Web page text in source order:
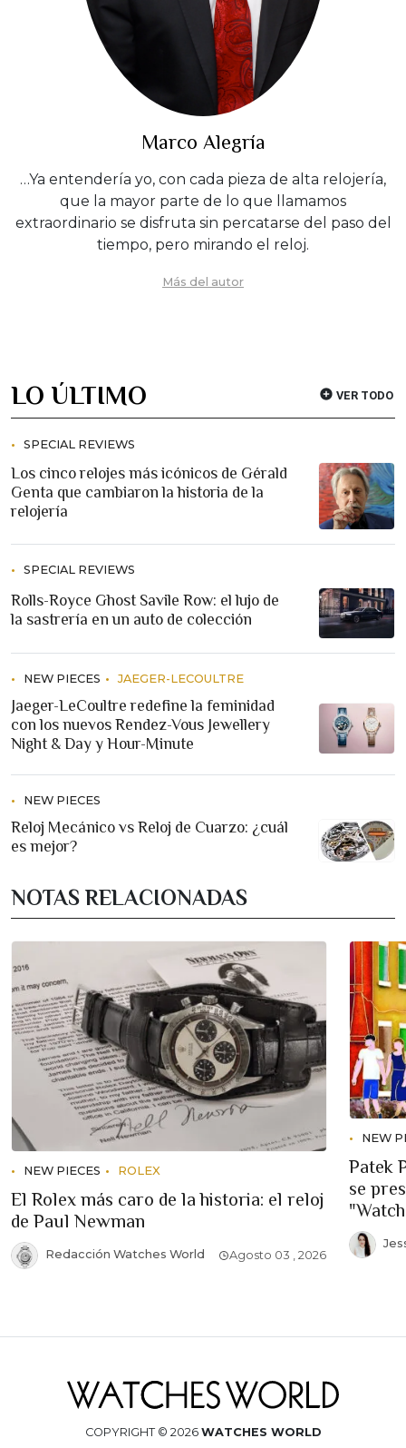
Marco Alegría
…Ya entendería yo, con cada pieza de alta relojería,
que la mayor parte de lo que llamamos
extraordinario se disfruta sin percatarse del paso del
tiempo, pero mirando el reloj.
Más del autor
LO ÚLTIMO VER TODO
SPECIAL REVIEWS
Los cinco relojes más icónicos de Gérald
Genta que cambiaron la historia de la
relojería
SPECIAL REVIEWS
Rolls-Royce Ghost Savile Row: el lujo de
la sastrería en un auto de colección
NEW PIECES JAEGER-LECOULTRE
Jaeger-LeCoultre redefine la feminidad
con los nuevos Rendez-Vous Jewellery
Night & Day y Hour-Minute
NEW PIECES
Reloj Mecánico vs Reloj de Cuarzo: ¿cuál
es mejor?
NOTAS RELACIONADAS
NEW PIECES ROLEX
El Rolex más caro de la historia: el reloj
de Paul Newman
Redacción Watches World Agosto 03 , 2026
NEW
Patek
se
COPYRIGHT © 2026 WATCHES WORLD